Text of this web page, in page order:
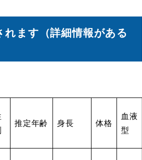
ます（詳細情報がある
推定年齢 身長 体格
血液
型